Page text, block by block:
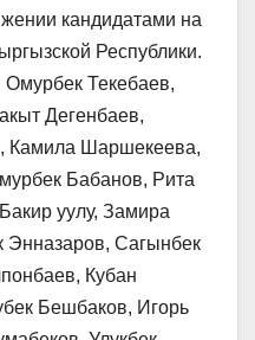
кандидатами на
Республики.
Текебаев,
Дегенбаев,
Камила Шаршекеева,
Бабанов, Рита
уулу, Замира
Энназаров, Сагынбек
Кубан
Бешбаков, Игорь